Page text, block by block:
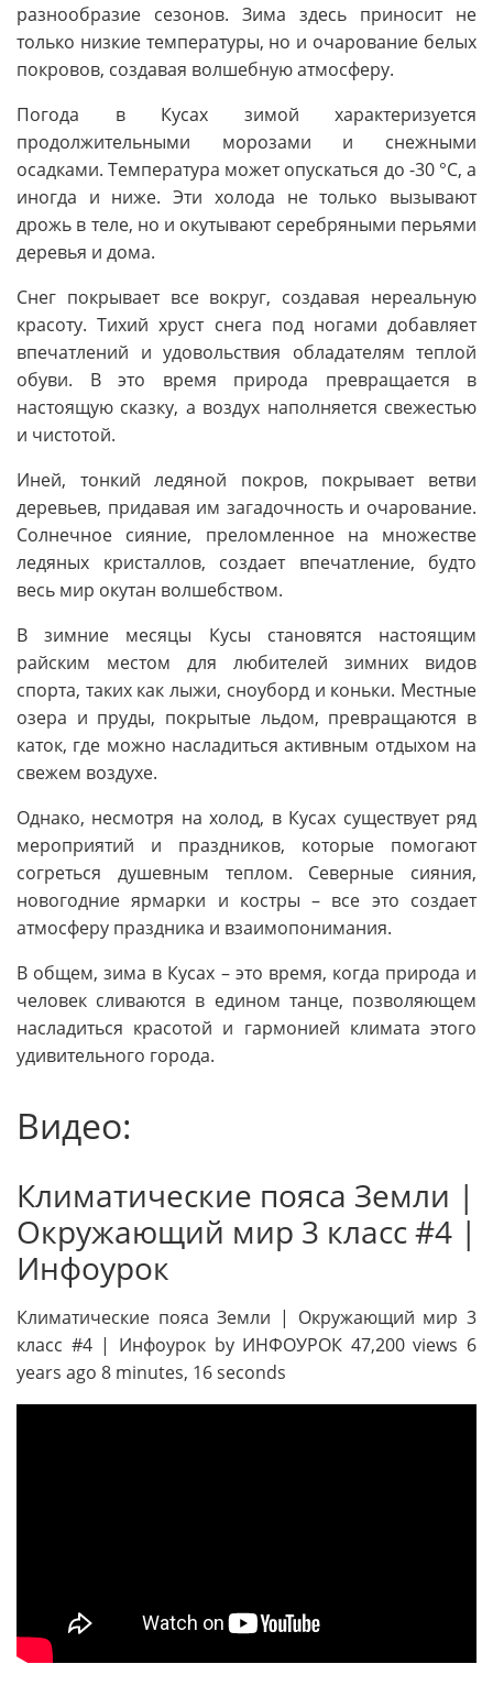
разнообразие сезонов. Зима здесь приносит не
только низкие температуры, но и очарование белых
покровов, создавая волшебную атмосферу.
Погода в Кусах зимой характеризуется
продолжительными морозами и снежными
осадками. Температура может опускаться до -30 °C, а
иногда и ниже. Эти холода не только вызывают
дрожь в теле, но и окутывают серебряными перьями
деревья и дома.
Снег покрывает все вокруг, создавая нереальную
красоту. Тихий хруст снега под ногами добавляет
впечатлений и удовольствия обладателям теплой
обуви. В это время природа превращается в
настоящую сказку, а воздух наполняется свежестью
и чистотой.
Иней, тонкий ледяной покров, покрывает ветви
деревьев, придавая им загадочность и очарование.
Солнечное сияние, преломленное на множестве
ледяных кристаллов, создает впечатление, будто
весь мир окутан волшебством.
В зимние месяцы Кусы становятся настоящим
райским местом для любителей зимних видов
спорта, таких как лыжи, сноуборд и коньки. Местные
озера и пруды, покрытые льдом, превращаются в
каток, где можно насладиться активным отдыхом на
свежем воздухе.
Однако, несмотря на холод, в Кусах существует ряд
мероприятий и праздников, которые помогают
согреться душевным теплом. Северные сияния,
новогодние ярмарки и костры – все это создает
атмосферу праздника и взаимопонимания.
В общем, зима в Кусах – это время, когда природа и
человек сливаются в едином танце, позволяющем
насладиться красотой и гармонией климата этого
удивительного города.
Видео:
Климатические пояса Земли |
Окружающий мир 3 класс #4 |
Инфоурок
Климатические пояса Земли | Окружающий мир 3
класс #4 | Инфоурок by ИНФОУРОК 47,200 views 6
years ago 8 minutes, 16 seconds